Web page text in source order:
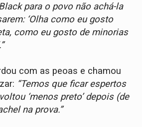
para o povo não achá-la
‘Olha como eu gosto
como eu gosto de minorias
com as peoas e chamou
“Temos que ficar espertos
‘menos preto’ depois (de
na prova.”